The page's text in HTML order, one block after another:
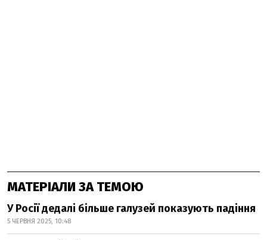
МАТЕРІАЛИ ЗА ТЕМОЮ
У Росії дедалі більше галузей показують падіння
5 ЧЕРВНЯ 2025, 10:48